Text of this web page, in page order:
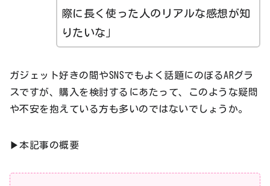
際に長く使った人のリアルな感想が知
りたいな」
ガジェット好きの間やSNSでもよく話題にのぼるARグラ
スですが、購入を検討するにあたって、このような疑問
や不安を抱えている方も多いのではないでしょうか。
▶本記事の概要